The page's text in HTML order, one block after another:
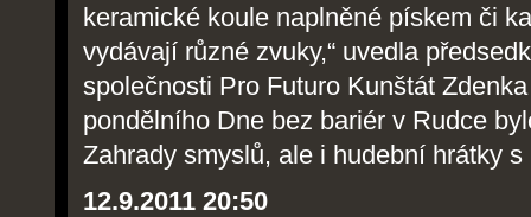
keramické koule naplněné pískem či
vydávají různé zvuky,“ uvedla
společnosti Pro Futuro Kunštát
pondělního Dne bez bariér v Rudce
Zahrady smyslů, ale i hudební hrátky
12.9.2011 20:50